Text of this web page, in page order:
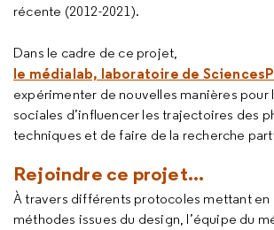
récente (2012-2021).
Dans le cadre de ce projet,
le médialab, laboratoire de
expérimenter de nouvelles manières pour
sociales d’influencer les trajectoires des
techniques et de faire de la recherche
Rejoindre ce projet...
À travers différents protocoles mettant
méthodes issues du design, l’équipe du